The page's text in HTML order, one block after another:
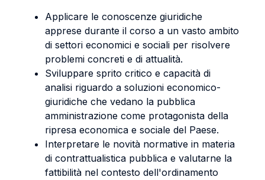
Applicare le conoscenze giuridiche
apprese durante il corso a un vasto ambito
di settori economici e sociali per risolvere
problemi concreti e di attualità.
Sviluppare sprito critico e capacità di
analisi riguardo a soluzioni economico-
giuridiche che vedano la pubblica
amministrazione come protagonista della
ripresa economica e sociale del Paese.
Interpretare le novità normative in materia
di contrattualistica pubblica e valutarne la
fattibilità nel contesto dell'ordinamento